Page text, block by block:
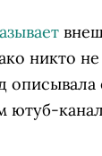
никто
ютуб-